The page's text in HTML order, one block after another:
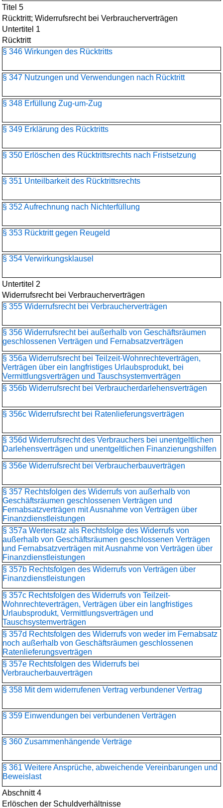
Titel 5
Rücktritt; Widerrufsrecht bei Verbraucherverträgen
Untertitel 1
Rücktritt
§ 346 Wirkungen des Rücktritts
§ 347 Nutzungen und Verwendungen nach Rücktritt
§ 348 Erfüllung Zug-um-Zug
§ 349 Erklärung des Rücktritts
§ 350 Erlöschen des Rücktrittsrechts nach Fristsetzung
§ 351 Unteilbarkeit des Rücktrittsrechts
§ 352 Aufrechnung nach Nichterfüllung
§ 353 Rücktritt gegen Reugeld
§ 354 Verwirkungsklausel
Untertitel 2
Widerrufsrecht bei Verbraucherverträgen
§ 355 Widerrufsrecht bei Verbraucherverträgen
§ 356 Widerrufsrecht bei außerhalb von Geschäftsräumen
geschlossenen Verträgen und Fernabsatzverträgen
§ 356a Widerrufsrecht bei Teilzeit-Wohnrechteverträgen,
Verträgen über ein langfristiges Urlaubsprodukt, bei
Vermittlungsverträgen und Tauschsystemverträgen
§ 356b Widerrufsrecht bei Verbraucherdarlehensverträgen
§ 356c Widerrufsrecht bei Ratenlieferungsverträgen
§ 356d Widerrufsrecht des Verbrauchers bei unentgeltlichen
Darlehensverträgen und unentgeltlichen Finanzierungshilfen
§ 356e Widerrufsrecht bei Verbraucherbauverträgen
§ 357 Rechtsfolgen des Widerrufs von außerhalb von
Geschäftsräumen geschlossenen Verträgen und
Fernabsatzverträgen mit Ausnahme von Verträgen über
Finanzdienstleistungen
§ 357a Wertersatz als Rechtsfolge des Widerrufs von
außerhalb von Geschäftsräumen geschlossenen Verträgen
und Fernabsatzverträgen mit Ausnahme von Verträgen über
Finanzdienstleistungen
§ 357b Rechtsfolgen des Widerrufs von Verträgen über
Finanzdienstleistungen
§ 357c Rechtsfolgen des Widerrufs von Teilzeit-
Wohnrechteverträgen, Verträgen über ein langfristiges
Urlaubsprodukt, Vermittlungsverträgen und
Tauschsystemverträgen
§ 357d Rechtsfolgen des Widerrufs von weder im Fernabsatz
noch außerhalb von Geschäftsräumen geschlossenen
Ratenlieferungsverträgen
§ 357e Rechtsfolgen des Widerrufs bei
Verbraucherbauverträgen
§ 358 Mit dem widerrufenen Vertrag verbundener Vertrag
§ 359 Einwendungen bei verbundenen Verträgen
§ 360 Zusammenhängende Verträge
§ 361 Weitere Ansprüche, abweichende Vereinbarungen und
Beweislast
Abschnitt 4
Erlöschen der Schuldverhältnisse